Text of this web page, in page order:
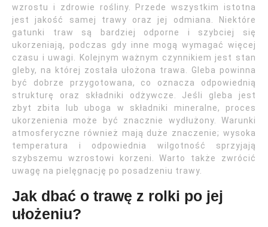
wzrostu i zdrowie rośliny. Przede wszystkim istotna
jest jakość samej trawy oraz jej odmiana. Niektóre
gatunki traw są bardziej odporne i szybciej się
ukorzeniają, podczas gdy inne mogą wymagać więcej
czasu i uwagi. Kolejnym ważnym czynnikiem jest stan
gleby, na której została ułożona trawa. Gleba powinna
być dobrze przygotowana, co oznacza odpowiednią
strukturę oraz składniki odżywcze. Jeśli gleba jest
zbyt zbita lub uboga w składniki mineralne, proces
ukorzenienia może być znacznie wydłużony. Warunki
atmosferyczne również mają duże znaczenie; wysoka
temperatura i odpowiednia wilgotność sprzyjają
szybszemu wzrostowi korzeni. Warto także zwrócić
uwagę na pielęgnację po posadzeniu trawy.
Jak dbać o trawę z rolki po jej
ułożeniu?